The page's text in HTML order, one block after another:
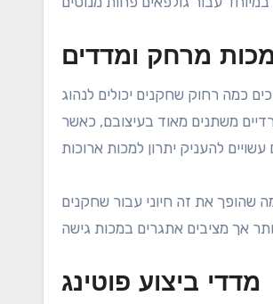
מרחק ומדדים
כמה רחוק שחקנים יכולים לנהוג
משתנים מאוד בעיצובם, כאשר
שהופך את זה חיוני עבור שחקנים
מדדי ביצוע פוטינג